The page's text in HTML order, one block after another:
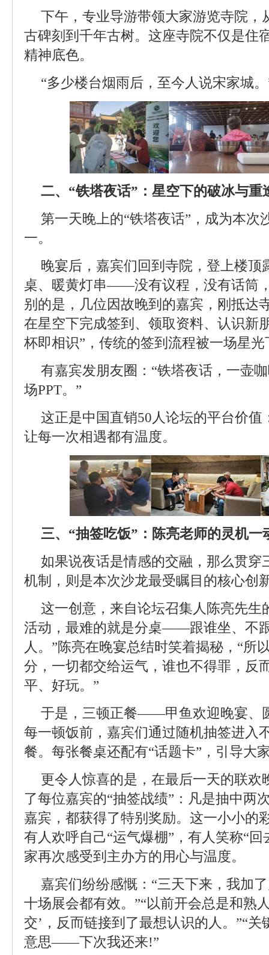
下午，专业导游带领大家游览寺院，
古碑刻到千年古树。这座寺院不仅是住
精神底色。
“多少楼台烟雨后，至今人说宋家城。
二、“铁塔夜话”：星空下的破冰与重
第一天晚上的“铁塔夜话”，成为本次
一。
晚宴后，嘉宾们回到寺院，登上楼顶
桌、暖黄灯串——没有议程，没有话筒
别的是，几位因故晚到的嘉宾，刚抵达
在星空下完成签到、领取资料、认识新
杯即相识”，传统的签到流程被一场星
有嘉宾发朋友圈：“铁塔夜话，一壶
场PPT。”
这正是中国直销50人论坛的平台价值
让每一次相遇都有温度。
三、“抽签吃饭”：陈亮老师的灵机一
如果说夜话是情感的交融，那么贯穿
机制，则是本次沙龙最受瞩目的核心创
这一创意，来自论坛召集人陈亮先生
活动，最难的就是分桌——跟谁坐、不
人。”陈亮在晚宴总结时笑着揭秘，“所
分，一切都交给运气，谁也不得罪，反
平、好玩。”
于是，三顿正餐——甲鱼欢迎晚宴
每一顿饭前，嘉宾们通过随机抽签进入
餐。每张餐桌还配有“话题卡”，引导大
更令人惊喜的是，在最后一天的联欢
了每位嘉宾的“抽签战绩”：凡是抽中两
嘉宾，都获得了特别奖励。这一小小
有人欢呼自己“运气爆棚”，有人笑称“
家再次感受到主办方的用心与温度。
嘉宾们纷纷感慨：“三天下来，我加
十场展会都有效。”“以前开会总是和熟
交’，反而链接到了最想认识的人。”“
意思——下次我还来!”